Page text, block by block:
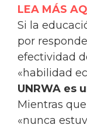
LEA MÁS
Si la
por
efectividad
«habilidad
UNRWA es
Mientras que
«nunca